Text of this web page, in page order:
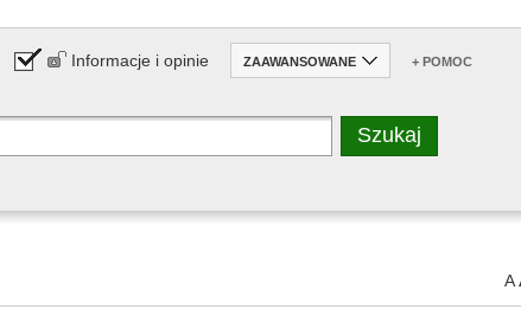
Informacje i opinie ZAAWANSOWANE + POMOC
A